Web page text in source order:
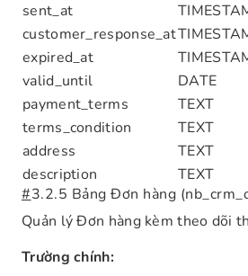
sent_at
customer_response_at
expired_at
valid_until
DATE
payment_terms
TEXT
terms_condition
TEXT
address
TEXT
description
TEXT
#3.2.5 Bảng Đơn hàng
Quản lý Đơn hàng kèm theo dõi
Trường chính: